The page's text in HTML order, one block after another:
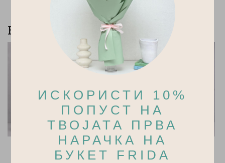
Букети FRIDA:
Lily Blanc – Букет
5.700 ден.
Blush Romance – Букет
ИСКОРИСТИ 10%
ПОПУСТ НА
ТВОЈАТА ПРВА
НАРАЧКА НА
БУКЕТ FRIDA